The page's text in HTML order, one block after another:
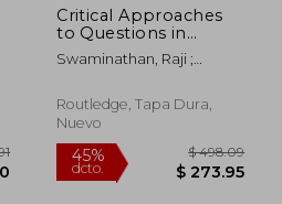
Critical Approaches
to Questions in
Qualitative Research
(en Inglés)
Swaminathan, Raji ;
Routledge, Tapa Dura,
Nuevo